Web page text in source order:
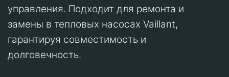
управления. Подходит для ремонта и
замены в тепловых насосах Vaillant,
гарантируя совместимость и
долговечность.